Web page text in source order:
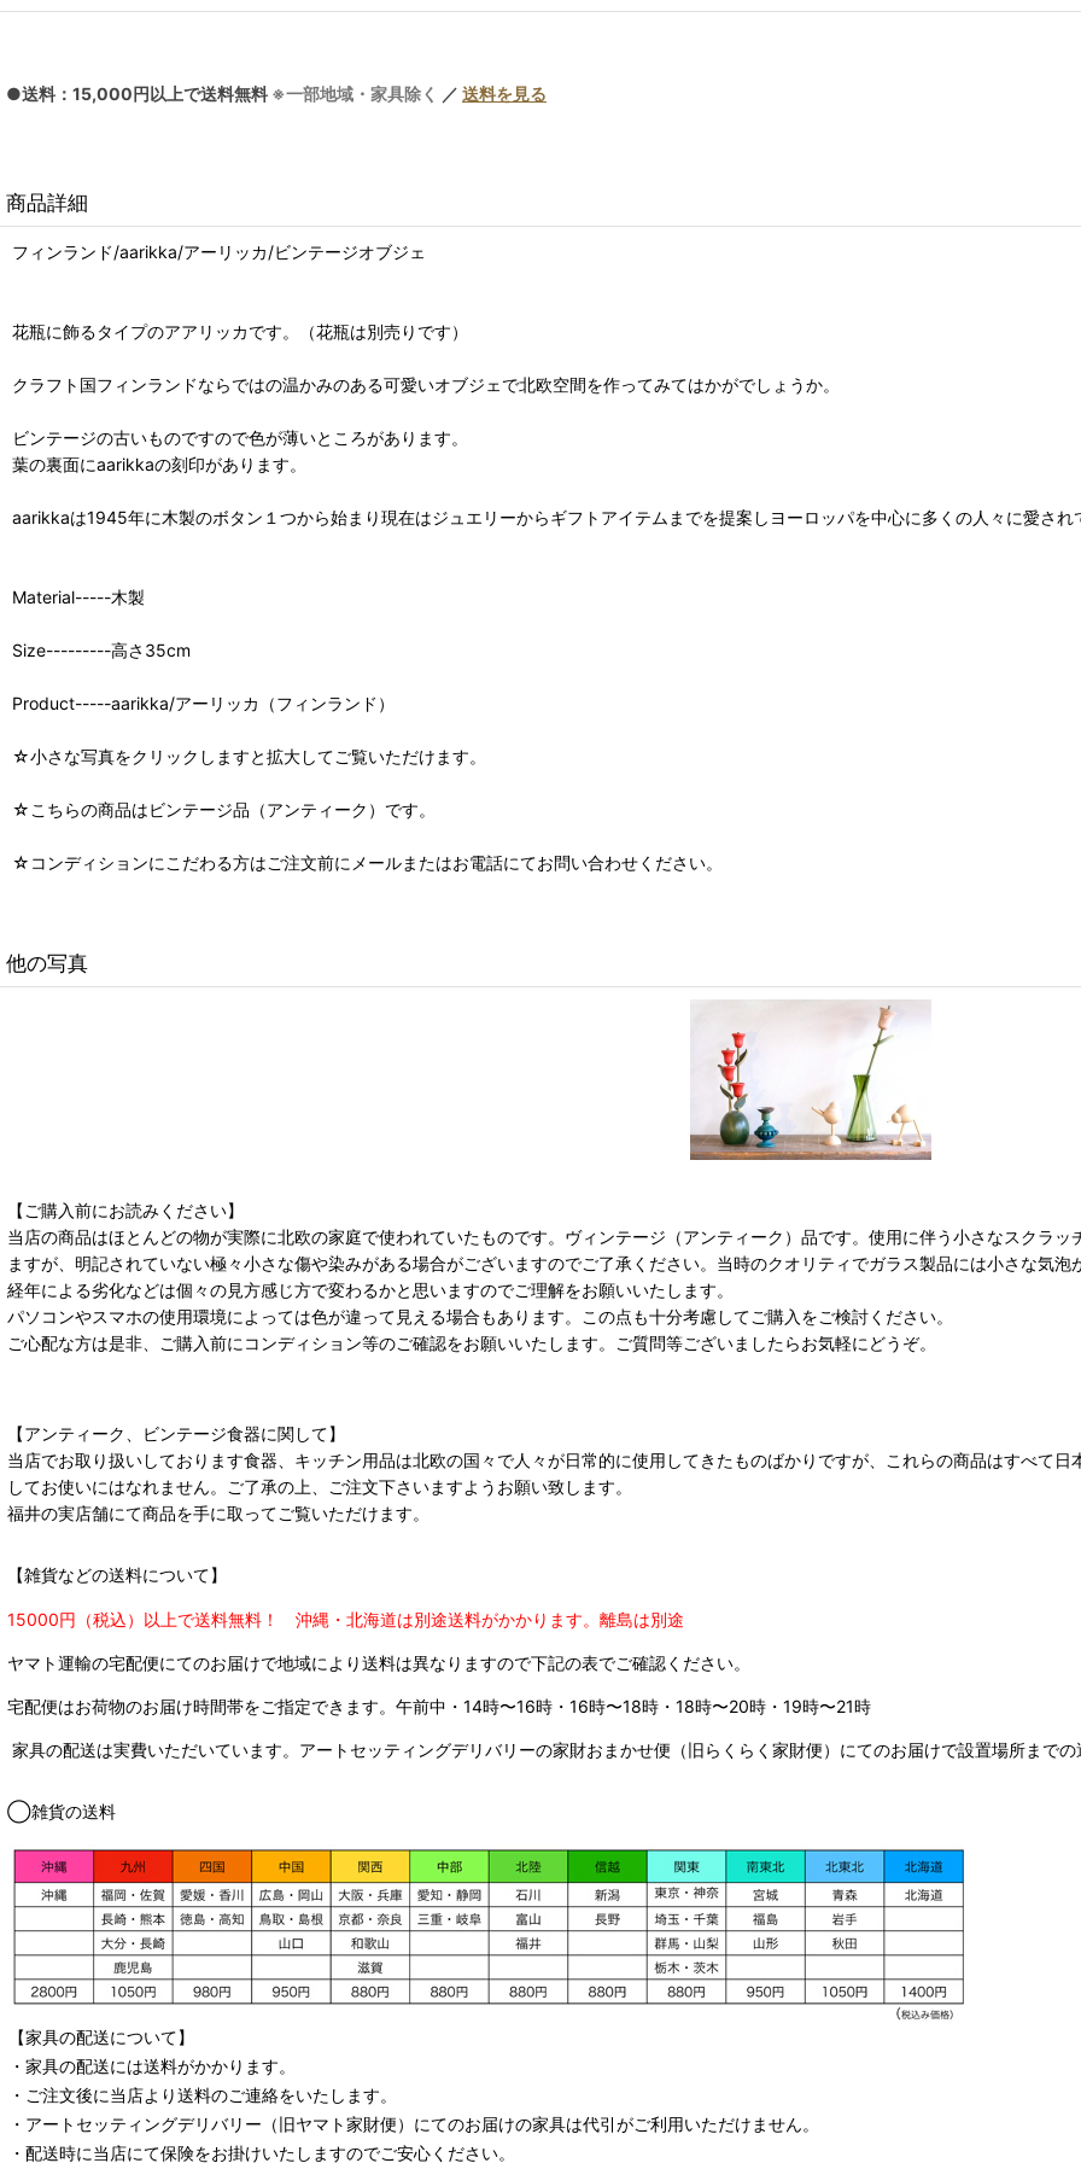
●送料：15,000円以上で送料無料 ※一部地域・家具除く ／ 送料を見る
商品詳細
フィンランド/aarikka/アーリッカ/ビンテージオブジェ
花瓶に飾るタイプのアアリッカです。（花瓶は別売りです）
クラフト国フィンランドならではの温かみのある可愛いオブジェで北欧空間を作ってみてはかがでしょうか。
ビンテージの古いものですので色が薄いところがあります。
葉の裏面にaarikkaの刻印があります。
aarikkaは1945年に木製のボタン１つから始まり現在はジュエリーからギフトアイテムまでを提案しヨーロッパを中心に多くの人々に愛さ
Material-----木製
Size---------高さ35cm
Product-----aarikka/アーリッカ（フィンランド）
☆小さな写真をクリックしますと拡大してご覧いただけます。
☆こちらの商品はビンテージ品（アンティーク）です。
☆コンディションにこだわる方はご注文前にメールまたはお電話にてお問い合わせください。
他の写真
【ご購入前にお読みください】
当店の商品はほとんどの物が実際に北欧の家庭で使われていたものです。ヴィンテージ（アンティーク）品です。使用に伴う小さなスクラ
ますが、明記されていない極々小さな傷や染みがある場合がございますのでご了承ください。当時のクオリティでガラス製品には小さな気泡
経年による劣化などは個々の見方感じ方で変わるかと思いますのでご理解をお願いいたします。
パソコンやスマホの使用環境によっては色が違って見える場合もあります。この点も十分考慮してご購入をご検討ください。
ご心配な方は是非、ご購入前にコンディション等のご確認をお願いいたします。ご質問等ございましたらお気軽にどうぞ。
【アンティーク、ビンテージ食器に関して】
当店でお取り扱いしております食器、キッチン用品は北欧の国々で人々が日常的に使用してきたものばかりですが、これらの商品はすべて
してお使いにはなれません。ご了承の上、ご注文下さいますようお願い致します。
福井の実店舗にて商品を手に取ってご覧いただけます。
【雑貨などの送料について】
15000円（税込）以上で送料無料！ 沖縄・北海道は別途送料がかかります。 離島は別途
ヤマト運輸の宅配便にてのお届けで地域により送料は異なりますので下記の表でご確認ください。
宅配便はお荷物のお届け時間帯をご指定できます。 午前中・14時〜16時・16時〜18時・18時〜20時・19時〜21時
家具の配送は実費いただいています。アートセッティングデリバリーの家財おまかせ便（旧らくらく家財便）にてのお届けで設置場所まで
◯雑貨の送料
【家具の配送について】
・家具の配送には送料がかかります。
・ご注文後に当店より送料のご連絡をいたします。
・ アートセッティングデリバリー （旧ヤマト家財便） にてのお届けの家具は代引がご利用いただけません。
・配送時に当店にて保険をお掛けいたしますのでご安心ください。